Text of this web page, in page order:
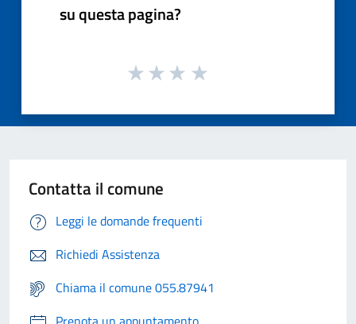
su questa pagina?
Contatta il comune
Leggi le domande frequenti
Richiedi Assistenza
Chiama il comune 055.87941